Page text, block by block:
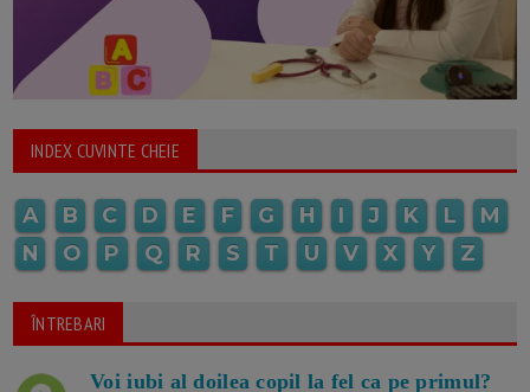
INDEX CUVINTE CHEIE
A B C D E F G H I J K L
M
N
O P Q R S T U V X Y Z
ÎNTREBARI
Voi iubi al doilea copil la fel ca pe primul?